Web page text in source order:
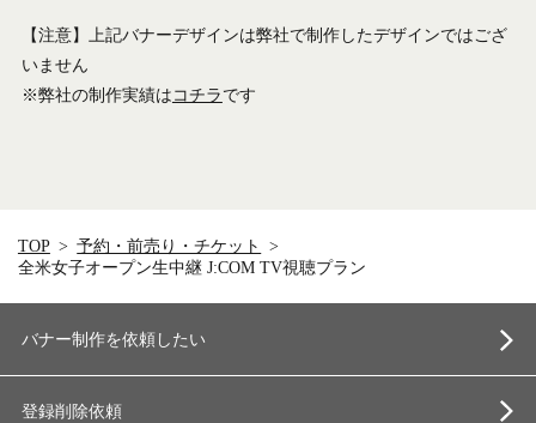
【注意】上記バナーデザインは弊社で制作したデザインではござ
いません
※弊社の制作実績はコチラです
TOP
予約・前売り・チケット
全米女子オープン生中継 J:COM TV視聴プラン
バナー制作を依頼したい
登録削除依頼